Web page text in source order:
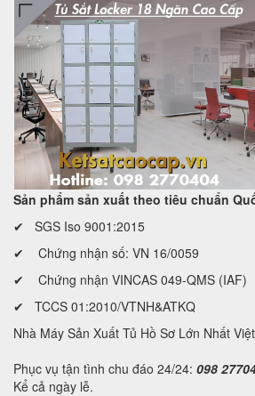
Sản phẩm sản xuất theo tiêu chuẩn
✔ SGS Iso 9001:2015
✔ Chứng nhận số: VN 16/0059
✔ Chứng nhận VINCAS 049-QMS (IAF)
✔ TCCS 01:2010/VTNH&ATKQ
Nhà Máy Sản Xuất Tủ Hồ Sơ Lớn Nhất
Phục vụ tận tình chu đáo 24/24: 098
Kể cả ngày lễ.